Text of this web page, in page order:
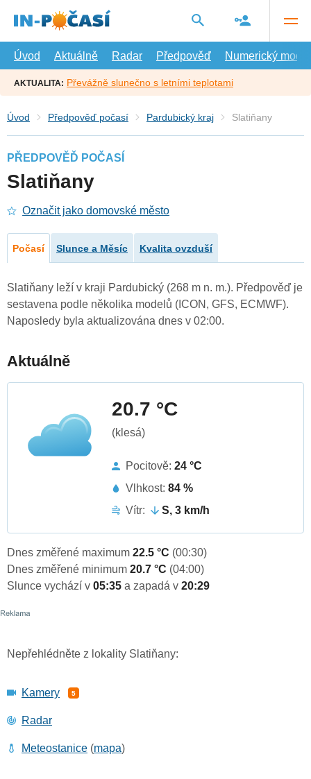
hlavní
Úvod
Aktuálně Radar Předpověď Numerický model
AKTUALITA: Převážně slunečno s letními teplotami
Úvod Předpověď počasí Pardubický kraj Slatiňany
PŘEDPOVĚĎ POČASÍ
Slatiňany
Označit jako domovské město
Počasí Slunce a Měsíc Kvalita ovzduší
Slatiňany leží v kraji Pardubický (268 m n. m.). Předpověď je
sestavena podle několika modelů (ICON, GFS, ECMWF).
Naposledy byla aktualizována dnes v 02:00.
Aktuálně
20.7 °C
(klesá)
Pocitově: 24 °C
Vlhkost: 84 %
Vítr:
S, 3 km/h
Dnes změřené maximum 22.5 °C (00:30)
Dnes změřené minimum 20.7 °C (04:00)
Slunce vychází v 05:35 a zapadá v 20:29
Nepřehlédněte z lokality Slatiňany:
Kamery 5
Radar
Meteostanice (mapa)